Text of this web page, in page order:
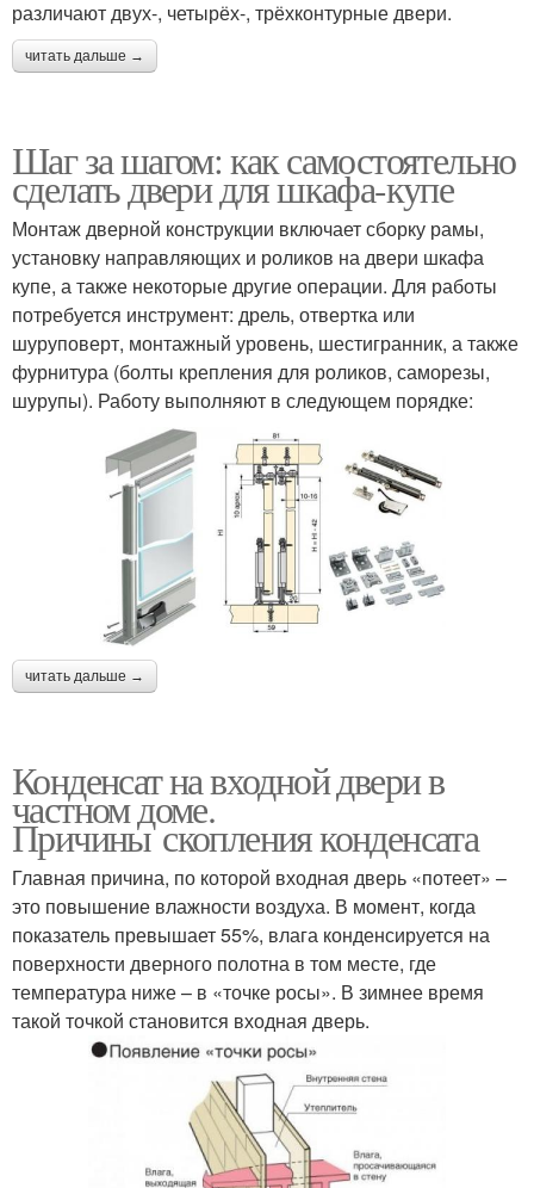
различают двух-, четырёх-, трёхконтурные двери.
читать дальше →
Шаг за шагом: как самостоятельно
сделать двери для шкафа-купе
Монтаж дверной конструкции включает сборку рамы,
установку направляющих и роликов на двери шкафа
купе, а также некоторые другие операции. Для работы
потребуется инструмент: дрель, отвертка или
шуруповерт, монтажный уровень, шестигранник, а также
фурнитура (болты крепления для роликов, саморезы,
шурупы). Работу выполняют в следующем порядке:
читать дальше →
Конденсат на входной двери в
частном доме.
Причины скопления конденсата
Главная причина, по которой входная дверь «потеет» –
это повышение влажности воздуха. В момент, когда
показатель превышает 55%, влага конденсируется на
поверхности дверного полотна в том месте, где
температура ниже – в «точке росы». В зимнее время
такой точкой становится входная дверь.